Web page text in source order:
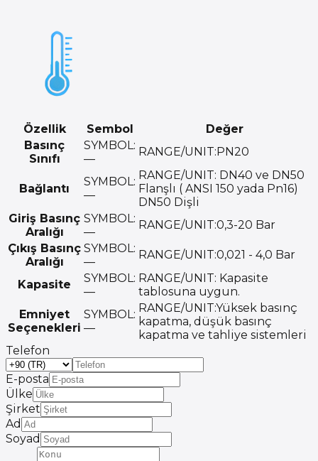
Özellik Sembol
Değer
Basınç
Sınıfı
SYMBOL:
—
RANGE/UNIT: PN20
Bağlantı
SYMBOL:
—
RANGE/UNIT: DN40 ve DN50
Flanşlı ( ANSI 150 yada Pn16)
DN50 Dişli
Giriş Basınç
Aralığı
SYMBOL:
—
RANGE/UNIT:0,3-20 Bar
Çıkış Basınç
Aralığı
SYMBOL:
—
RANGE/UNIT:0,021 - 4,0 Bar
Kapasite
SYMBOL:
—
RANGE/UNIT: Kapasite
tablosuna uygun.
Emniyet
Seçenekleri
SYMBOL:
—
RANGE/UNIT:Yüksek basınç
kapatma, düşük basınç
kapatma ve tahliye sistemleri
Telefon
E-posta
Ülke
Şirket
Ad
Soyad